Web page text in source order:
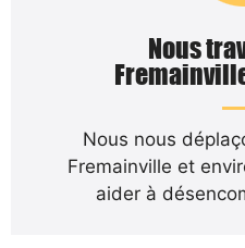
Nous
Nous nous
Fremainville et
aider à